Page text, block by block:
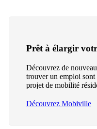
Prêt à élargir
Découvrez de
trouver un emploi sont
projet de mobilité
Découvrez Mobiville